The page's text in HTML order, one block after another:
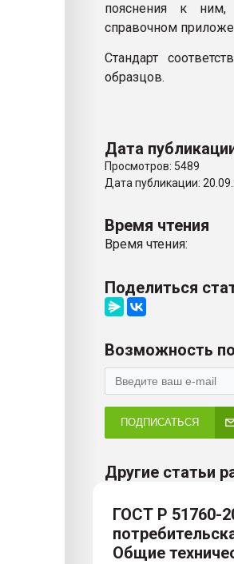
пояснения к
справочном
Стандарт
образцов.
Дата
Просмотров: 5489
Дата публикации:
Время чтения
Время чтения:
Поделиться
Возможность
ПОДПИСАТЬСЯ
Другие статьи
ГОСТ Р 51760-
Общие